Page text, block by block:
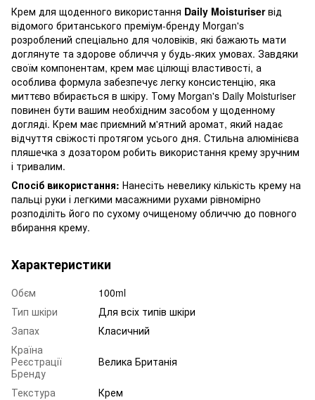
Крем для щоденного використання Daily Moisturiserвід
відомого британського преміум-бренду Morgan's
розроблений спеціально для чоловіків, які бажають мати
доглянуте та здорове обличчя у будь-яких умовах. Завдяки
своїм компонентам, крем має цілющі властивості, а
особлива формула забезпечує легку консистенцію, яка
миттєво вбирається в шкіру. Тому Morgan's Daily Moisturiser
повинен бути вашим необхідним засобом у щоденному
догляді. Крем має приємний м'ятний аромат, який надає
відчуття свіжості протягом усього дня. Стильна алюмінієва
пляшечка з дозатором робить використання крему зручним
і тривалим.
Спосіб використання: Нанесіть невелику кількість крему на
пальці руки і легкими масажними рухами рівномірно
розподіліть його по сухому очищеному обличчю до повного
вбирання крему.
Характеристики
Обєм
100ml
Тип шкіри
Для всіх типів шкіри
Запах
Класичний
Країна
Реєстрації
Бренду
Велика Британія
Текстура
Крем